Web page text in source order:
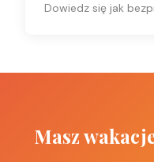
Dowiedz się jak
Masz